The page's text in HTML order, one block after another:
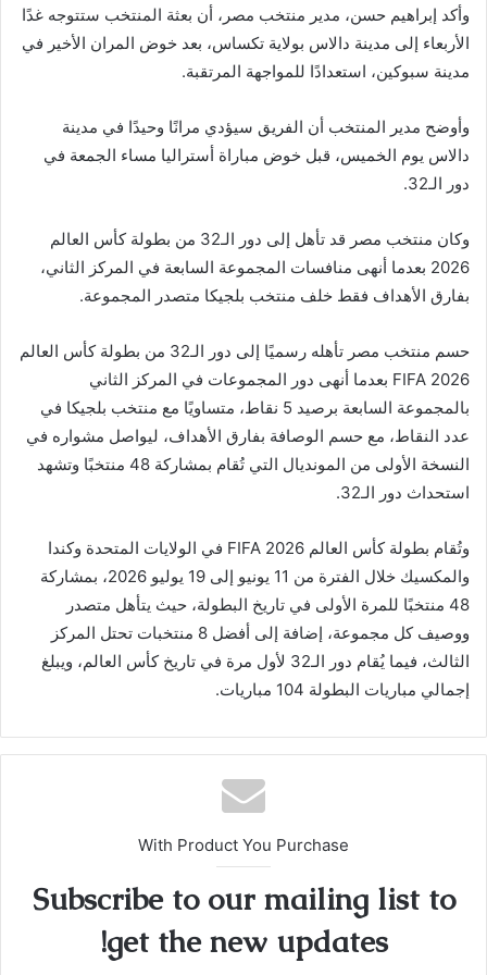
وأكد إبراهيم حسن، مدير منتخب مصر، أن بعثة المنتخب ستتوجه غدًا
الأربعاء إلى مدينة دالاس بولاية تكساس، بعد خوض المران الأخير في
مدينة سبوكين، استعدادًا للمواجهة المرتقبة.
وأوضح مدير المنتخب أن الفريق سيؤدي مرانًا وحيدًا في مدينة
دالاس يوم الخميس، قبل خوض مباراة أستراليا مساء الجمعة في
دور الـ32.
وكان منتخب مصر قد تأهل إلى دور الـ32 من بطولة كأس العالم
2026 بعدما أنهى منافسات المجموعة السابعة في المركز الثاني،
بفارق الأهداف فقط خلف منتخب بلجيكا متصدر المجموعة.
حسم منتخب مصر تأهله رسميًا إلى دور الـ32 من بطولة كأس العالم
FIFA 2026 بعدما أنهى دور المجموعات في المركز الثاني
بالمجموعة السابعة برصيد 5 نقاط، متساويًا مع منتخب بلجيكا في
عدد النقاط، مع حسم الوصافة بفارق الأهداف، ليواصل مشواره في
النسخة الأولى من المونديال التي تُقام بمشاركة 48 منتخبًا وتشهد
استحداث دور الـ32.
وتُقام بطولة كأس العالم FIFA 2026 في الولايات المتحدة وكندا
والمكسيك خلال الفترة من 11 يونيو إلى 19 يوليو 2026، بمشاركة
48 منتخبًا للمرة الأولى في تاريخ البطولة، حيث يتأهل متصدر
ووصيف كل مجموعة، إضافة إلى أفضل 8 منتخبات تحتل المركز
الثالث، فيما يُقام دور الـ32 لأول مرة في تاريخ كأس العالم، ويبلغ
إجمالي مباريات البطولة 104 مباريات.
With Product You Purchase
Subscribe to our mailing list to
get the new updates!